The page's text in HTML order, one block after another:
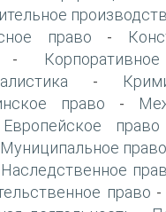
право -
-
право -
право
Муниципальное право
Наследственное
право -